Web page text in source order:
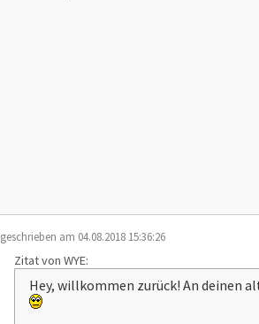
geschrieben am 04.08.2018 15:36:26
Zitat von WYE:
Hey, willkommen zurück! An deinen